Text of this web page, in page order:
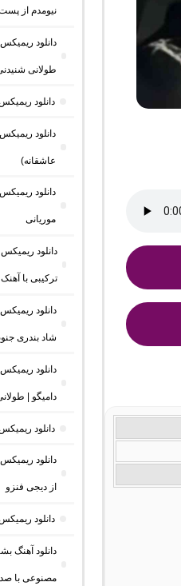
نیومدم از
طولانی
دانلود ریمیکس فیوژن 17
عاشقانه)
موریانی
دانلود
ترکیبی با
شاد بندری
دامیگو |
دانلود ریمیکس مینی
دانلود
از دیجی فنزو
دانلود
دانلود آهنگ
مصنوعی با